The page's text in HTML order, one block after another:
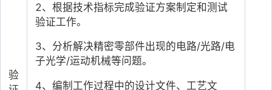
验
2、根据技术指标完成验证方案制定和测试
验证工作。
3、分析解决精密零部件出现的电路/光路/电
子光学/运动机械等问题。
4、编制工作过程中的设计文件、工艺文